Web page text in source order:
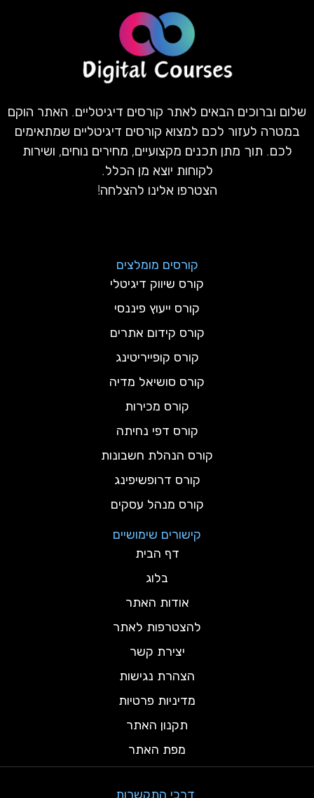
שלום וברוכים הבאים לאתר קורסים דיגיטליים. האתר הוקם
במטרה לעזור לכם למצוא קורסים דיגיטליים שמתאימים
לכם. תוך מתן תכנים מקצועיים, מחירים נוחים, ושירות
לקוחות יוצא מן הכלל.
הצטרפו אלינו להצלחה!
קורסים מומלצים
קורס שיווק דיגיטלי
קורס ייעוץ פיננסי
קורס קידום אתרים
קורס קופייריטינג
קורס סושיאל מדיה
קורס מכירות
קורס דפי נחיתה
קורס הנהלת חשבונות
קורס דרופשיפינג
קורס מנהל עסקים
קישורים שימושיים
דף הבית
בלוג
אודות האתר
להצטרפות לאתר
יצירת קשר
הצהרת נגישות
מדיניות פרטיות
תקנון האתר
מפת האתר
דרכי התקשרות